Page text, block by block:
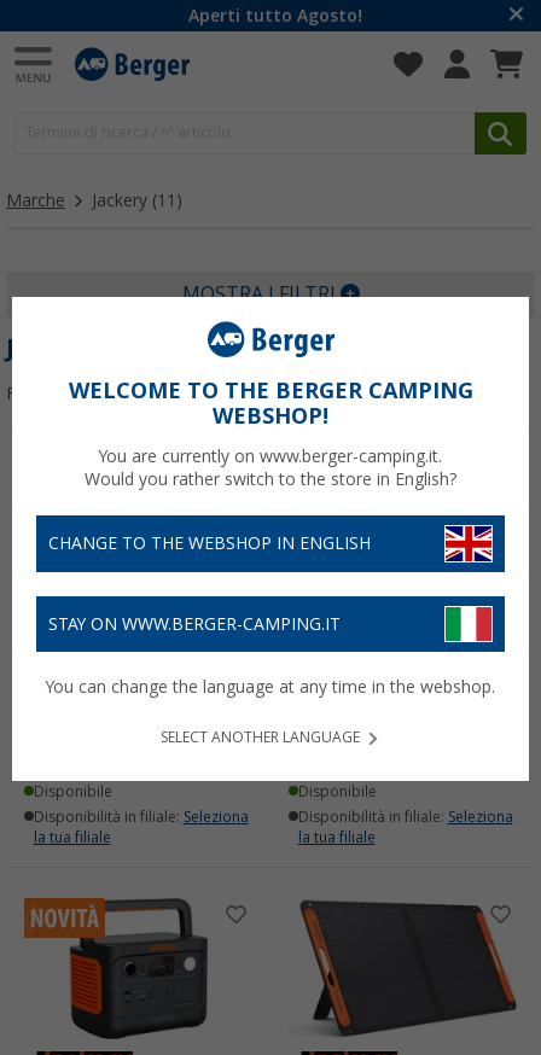
Aperti tutto Agosto!
Marche Jackery (11)
MOSTRA I FILTRI
JACKERY
Filtrare per:
Cavo di ricarica per auto
Jackery DC8020 per
Disponibile
Disponibilità in filiale: Seleziona
la tua filiale
Centrale elettrica
portatile Jackery Explorer
00
Disponibile
Disponibilità in filiale: Seleziona
la tua filiale
WELCOME TO THE BERGER CAMPING
WEBSHOP!
You are currently on www.berger-camping.it.
Would you rather switch to the store in English?
CHANGE TO THE WEBSHOP IN ENGLISH
STAY ON WWW.BERGER-CAMPING.IT
You can change the language at any time in the webshop.
SELECT ANOTHER LANGUAGE